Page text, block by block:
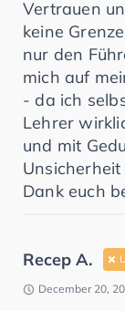
Vertrauen
keine
nur den
mich auf
- da ich
Lehrer
und mit
Dank euch
Recep A.
December 20,